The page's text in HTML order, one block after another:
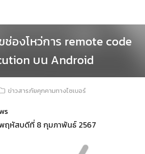
ช่องโหว่การ remote code
บน Android
ข่าวสารภัยคุกคามทางไซเบอร์
ฤหัสบดีที่ 8 กุมภาพันธ์ 2567